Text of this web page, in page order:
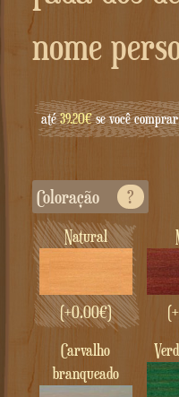
nome
até39.20€se você
Coloração ?
Natural
(+0.00€) (+
carvalho
branqueado